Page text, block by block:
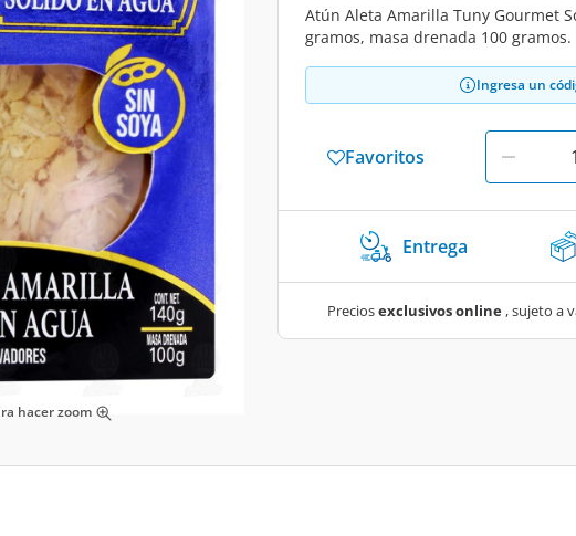
hacer zoom
Atún Aleta Amarilla Tuny Gourmet
gramos, masa drenada 100 gramos.
Ingresa un
Favoritos
Entrega
Preciosexclusivos online, sujeto a